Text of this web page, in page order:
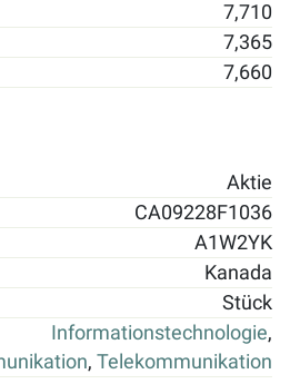
7,710
7,365
7,660
Aktie
CA09228F1036
A1W2YK
Kanada
Stück
Informationstechnologie,
, Telekommunikation